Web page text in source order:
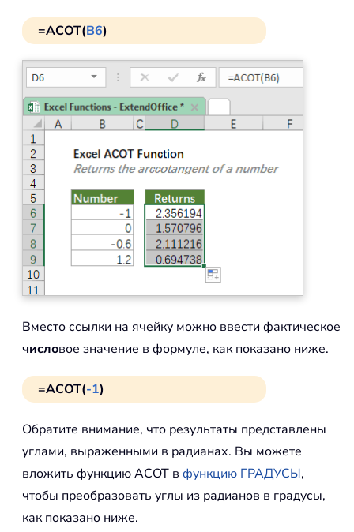
=ACOT(B6)
Вместо ссылки на ячейку можно ввести фактическое
числовое значение в формуле, как показано ниже.
=ACOT(-1)
Обратите внимание, что результаты представлены
углами, выраженными в радианах. Вы можете
вложить функцию ACOT в функцию ГРАДУСЫ,
чтобы преобразовать углы из радианов в градусы,
как показано ниже.